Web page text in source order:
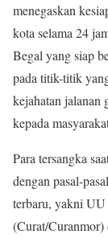
menegaskan
kota selama 24
Begal yang siap
pada titik-titik
kejahatan jalanan
kepada
Para tersangka
dengan pasal-
terbaru, yakni UU
(Curat/Curanmor)